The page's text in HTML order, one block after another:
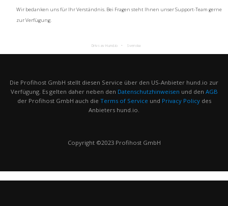
Wir bedanken uns für Ihr Verständnis. Bei Fragen steht Ihnen unser Support-Team gerne
zur Verfügung.
Drivs av Hund.io Svenska
Die Profihost GmbH stellt diesen Service über den US-Anbieter hund.io zur
Verfügung. Es gelten daher neben den Datenschutzhinweisen und den AGB
der Profihost GmbH auch die Terms of Service und Privacy Policydes
Anbieters hund.io.
Copyright ©2023 Profihost GmbH